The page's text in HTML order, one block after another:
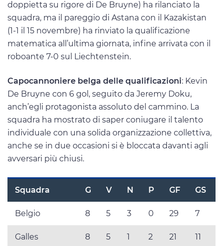
doppietta su rigore di De Bruyne) ha rilanciato la
squadra, ma il pareggio di Astana con il Kazakistan
(1-1 il 15 novembre) ha rinviato la qualificazione
matematica all’ultima giornata, infine arrivata con il
roboante 7-0 sul Liechtenstein.
Capocannoniere belga delle qualificazioni: Kevin
De Bruyne con 6 gol, seguito da Jeremy Doku,
anch’egli protagonista assoluto del cammino. La
squadra ha mostrato di saper coniugare il talento
individuale con una solida organizzazione collettiva,
anche se in due occasioni si è bloccata davanti agli
avversari più chiusi.
Squadra G V N P GF GS
Belgio 8 5 3 0 29 7
Galles 8 5 1 2 21 11